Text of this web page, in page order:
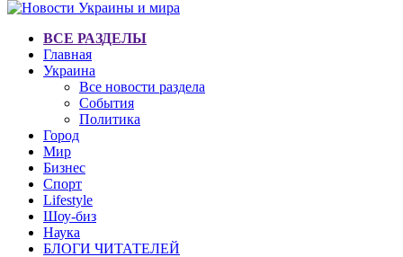
ВСЕ РАЗДЕЛЫ
Главная
Украина
Все новости раздела
События
Политика
Город
Мир
Бизнес
Спорт
Lifestyle
Шоу-биз
Наука
БЛОГИ ЧИТАТЕЛЕЙ